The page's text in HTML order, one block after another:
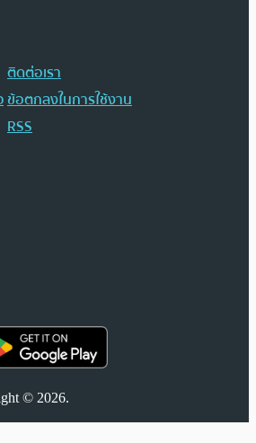
ติดต่อเรา
ข้อตกลงในการใช้งาน
RSS
© 2026.